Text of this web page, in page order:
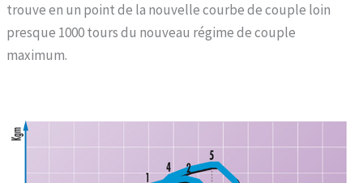
trouve en un point de la nouvelle courbe de couple loin
presque 1000 tours du nouveau régime de couple
maximum.